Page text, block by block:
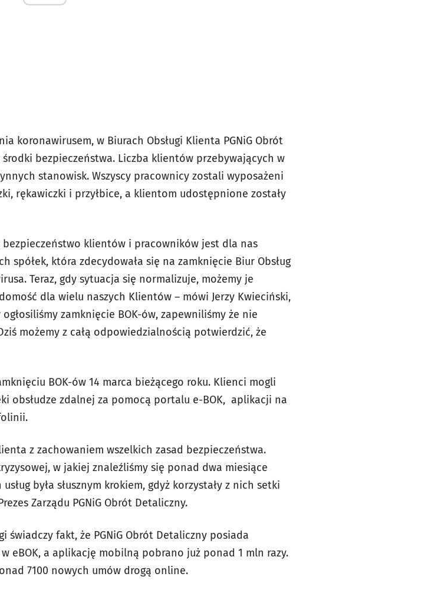
koronawirusem, w Biurach Obsługi Klienta PGNiG Obrót
bezpieczeństwa. Liczba klientów przebywających w
stanowisk. Wszyscy pracownicy zostali wyposażeni
rękawiczki i przyłbice, a klientom udostępnione zostały
klientów i pracowników jest dla nas
spółek, która zdecydowała się na zamknięcie Biur Obsług
Teraz, gdy sytuacja się normalizuje, możemy je
dla wielu naszych Klientów – mówi Jerzy Kwieciński,
ogłosiliśmy zamknięcie BOK-ów, zapewniliśmy że nie
możemy z całą odpowiedzialnością potwierdzić, że
BOK-ów 14 marca bieżącego roku. Klienci mogli
obsłudze zdalnej za pomocą portalu e-BOK, aplikacji na
z zachowaniem wszelkich zasad bezpieczeństwa.
w jakiej znaleźliśmy się ponad dwa miesiące
była słusznym krokiem, gdyż korzystały z nich setki
Zarządu PGNiG Obrót Detaliczny.
świadczy fakt, że PGNiG Obrót Detaliczny posiada
eBOK, a aplikację mobilną pobrano już ponad 1 mln razy.
7100 nowych umów drogą online.